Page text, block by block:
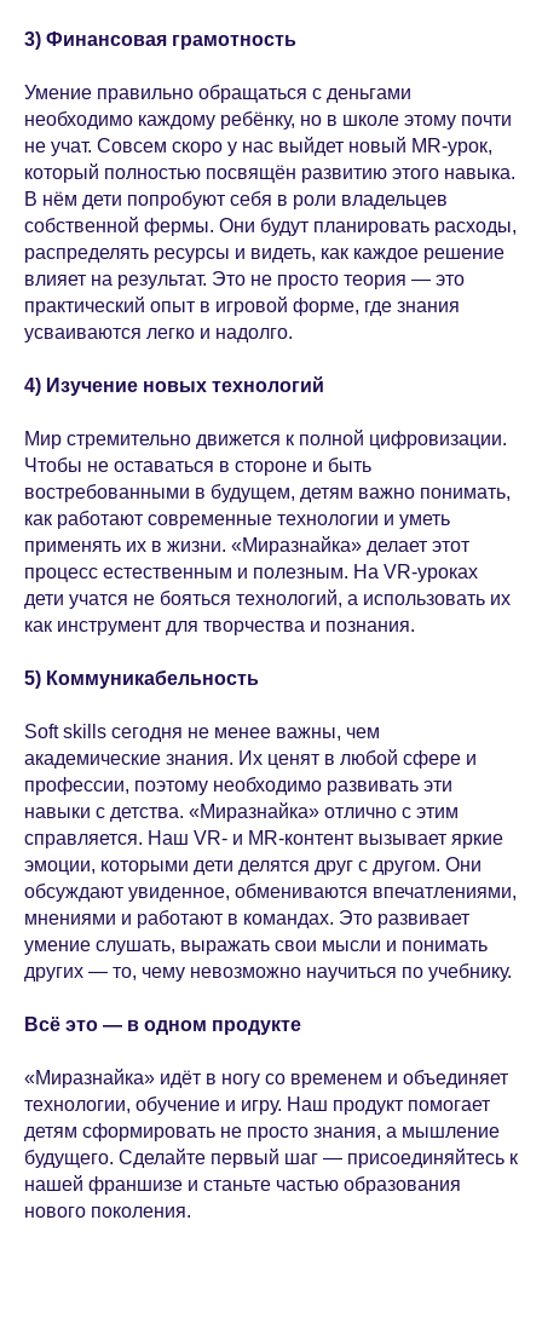
3) Финансовая грамотность
Умение правильно обращаться с деньгами
необходимо каждому ребёнку, но в школе этому почти
не учат. Совсем скоро у нас выйдет новый MR-урок,
который полностью посвящён развитию этого навыка.
В нём дети попробуют себя в роли владельцев
собственной фермы. Они будут планировать расходы,
распределять ресурсы и видеть, как каждое решение
влияет на результат. Это не просто теория — это
практический опыт в игровой форме, где знания
усваиваются легко и надолго.
4) Изучение новых технологий
Мир стремительно движется к полной цифровизации.
Чтобы не оставаться в стороне и быть
востребованными в будущем, детям важно понимать,
как работают современные технологии и уметь
применять их в жизни. «Миразнайка» делает этот
процесс естественным и полезным. На VR-уроках
дети учатся не бояться технологий, а использовать их
как инструмент для творчества и познания.
5) Коммуникабельность
Soft skills сегодня не менее важны, чем
академические знания. Их ценят в любой сфере и
профессии, поэтому необходимо развивать эти
навыки с детства. «Миразнайка» отлично с этим
справляется. Наш VR- и MR-контент вызывает яркие
эмоции, которыми дети делятся друг с другом. Они
обсуждают увиденное, обмениваются впечатлениями,
мнениями и работают в командах. Это развивает
умение слушать, выражать свои мысли и понимать
других — то, чему невозможно научиться по учебнику.
Всё это — в одном продукте
«Миразнайка» идёт в ногу со временем и объединяет
технологии, обучение и игру. Наш продукт помогает
детям сформировать не просто знания, а мышление
будущего. Сделайте первый шаг — присоединяйтесь к
нашей франшизе и станьте частью образования
нового поколения.